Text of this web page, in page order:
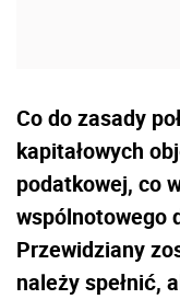
Co do zasady
kapitałowych
podatkowej, co
wspólnotowego
Przewidziany
należy spełnić,